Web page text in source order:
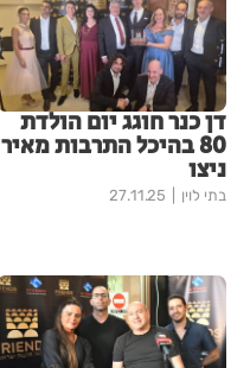
דן כנר חוגג יום הולדת
80 בהיכל התרבות מאיר
ניצו
בתי לוין 27.11.25